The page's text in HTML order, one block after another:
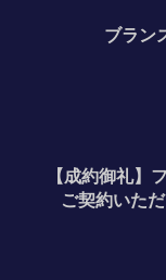
ブラン
【成約御礼】
ご契約いた